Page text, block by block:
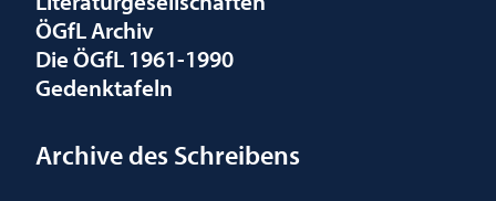
ÖGfL Archiv
Die ÖGfL 1961-1990
Gedenktafeln
Archive des Schreibens